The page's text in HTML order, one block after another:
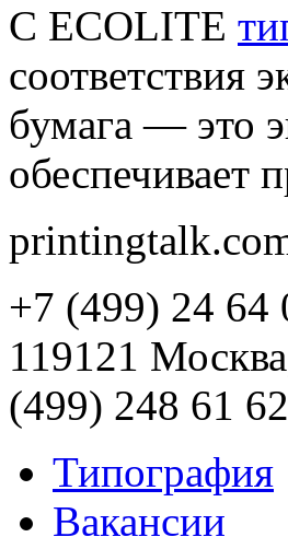
С ECOLITE
соответствия
бумага — это
обеспечивает
+7 (499) 24 64
119121
(499) 248 61
Типография
Вакансии